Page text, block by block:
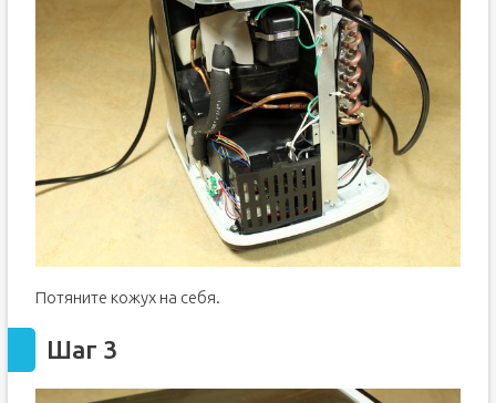
Потяните кожух на себя.
Шаг 3